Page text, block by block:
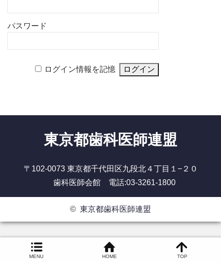
パスワード
ログイン情報を記憶
東京都歯科医師連盟
〒102-0073 東京都千代田区九段北４丁目１−２０
歯科医師会館 電話:03-3261-1800
MENU HOME TOP
© 東京都歯科医師連盟